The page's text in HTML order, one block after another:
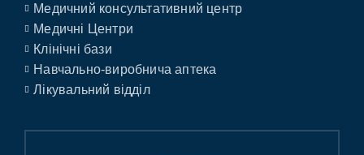
Медичний консультативний центр
Медичні Центри
Клінічні бази
Навчально-виробнича аптека
Лікувальний відділ